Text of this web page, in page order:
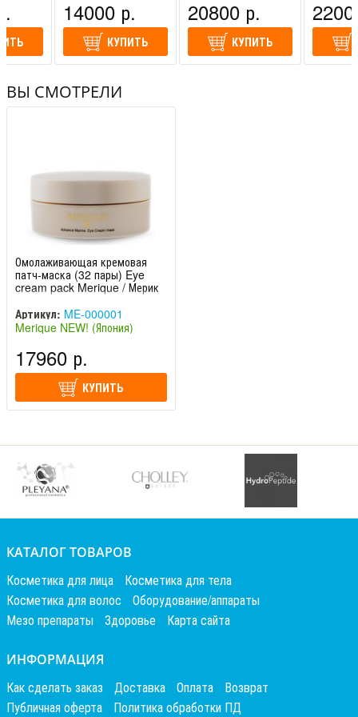
14000 р.
КУПИТЬ
20800 р.
КУПИТЬ
ВЫ СМОТРЕЛИ
Омолаживающая кремовая
патч-маска (32 пары) Eye
cream pack Merique / Мерик
Артикул: ME-000001
Merique NEW! (Япония)
17960 р.
КУПИТЬ
КАТАЛОГ ТОВАРОВ
Косметика для лица
Косметика для тела
Косметика для волос
Оборудование/аппараты
Мезо препараты
Здоровье Карта сайта
ИНФОРМАЦИЯ
Как сделать заказ Доставка Оплата
Возврат
Публичная оферта
Политика обработки ПД